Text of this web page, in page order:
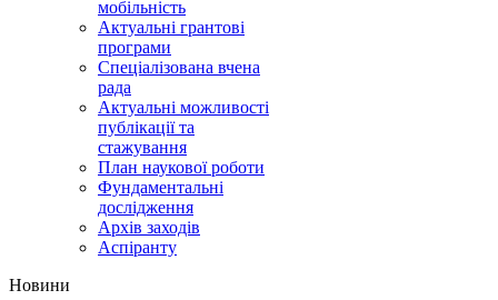
мобільність
Актуальні грантові
програми
Спеціалізована вчена
рада
Актуальні можливості
публікації та
стажування
План наукової роботи
Фундаментальні
дослідження
Архів заходів
Аспіранту
Hовини